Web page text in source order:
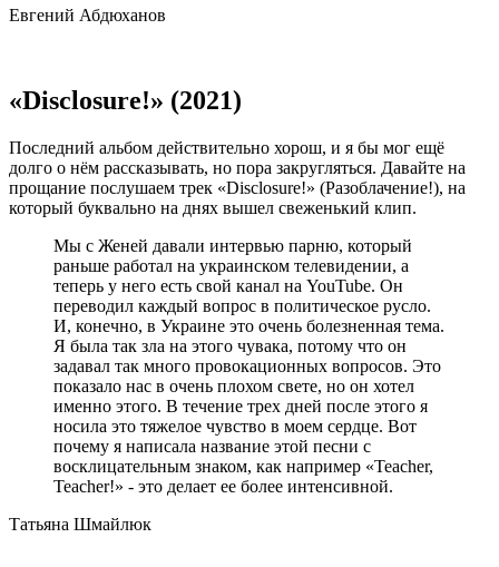
Евгений Абдюханов
«Disclosure!» (2021)
Последний альбом действительно хорош, и я бы мог ещё
долго о нём рассказывать, но пора закругляться. Давайте на
прощание послушаем трек «Disclosure!» (Разоблачение!), на
который буквально на днях вышел свеженький клип.
Мы с Женей давали интервью парню, который
раньше работал на украинском телевидении, а
теперь у него есть свой канал на YouTube. Он
переводил каждый вопрос в политическое русло.
И, конечно, в Украине это очень болезненная тема.
Я была так зла на этого чувака, потому что он
задавал так много провокационных вопросов. Это
показало нас в очень плохом свете, но он хотел
именно этого. В течение трех дней после этого я
носила это тяжелое чувство в моем сердце. Вот
почему я написала название этой песни с
восклицательным знаком, как например «Teacher,
Teacher!» - это делает ее более интенсивной.
Татьяна Шмайлюк